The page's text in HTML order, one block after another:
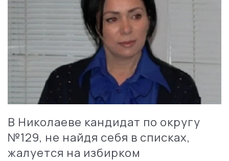
В Николаеве кандидат по округу
№129, не найдя себя в списках,
жалуется на избирком